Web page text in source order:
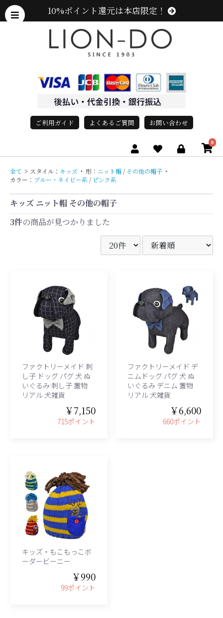
10%ポイント還元は本店限定！
ご利用ガイド よくあるご質問 お問い合わせ
0
全て > スタイル： キッズ ・ 形： ニット帽 / その他の帽子 ・
カラー： ブルー・ネイビー系 / ピンク系
キッズ ニット帽 その他の帽子
3件の商品が見つかりました
ファクトリーメイド 刺
し子 ドッグ パグ 犬 ぬ
いぐるみ 刺し子 置物
リアル 犬雑貨
￥7,150
715ポイント
ファクトリーメイド デ
ニムドッグ パグ 犬 ぬ
いぐるみ デニム 置物
リアル 犬雑貨
￥6,600
660ポイント
キッズ・もこもっこボ
ーダービーニー
￥990
99ポイント